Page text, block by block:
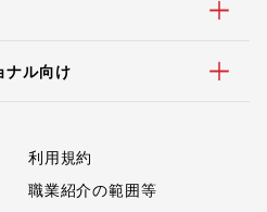
ナル向け
利用規約
職業紹介の範囲等